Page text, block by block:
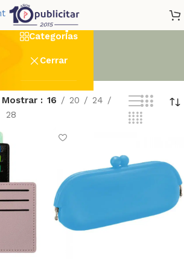
Categorías
Cerrar
Mostrar 16 20
24
28